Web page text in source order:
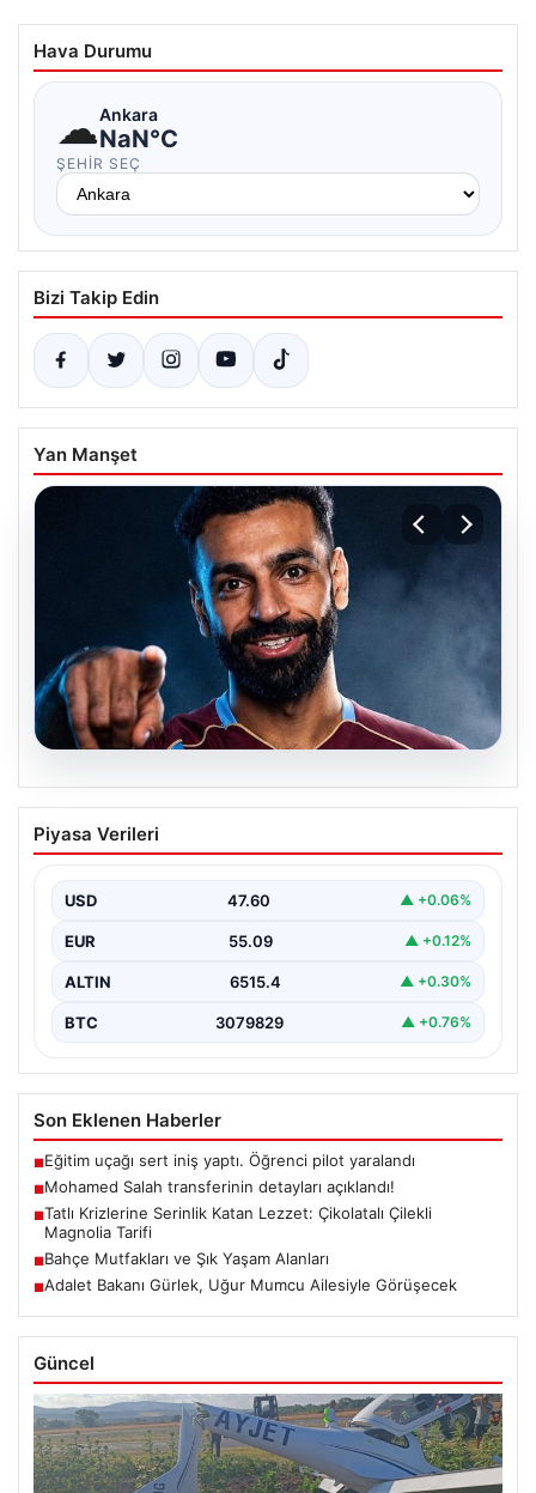
Hava Durumu
☁Ankara
NaN°C
ŞEHIR SEÇ
Bizi Takip Edin
Yan Manşet
Mohamed Salah transferinin detayları
açıklandı!
Piyasa Verileri
USD 47.60 ▲ +0.06%
EUR 55.09 ▲ +0.12%
ALTIN 6515.4 ▲ +0.30%
BTC 3079829 ▲ +0.76%
Son Eklenen Haberler
■Eğitim uçağı sert iniş yaptı. Öğrenci pilot yaralandı
■Mohamed Salah transferinin detayları açıklandı!
■Tatlı Krizlerine Serinlik Katan Lezzet: Çikolatalı Çilekli
Magnolia Tarifi
■Bahçe Mutfakları ve Şık Yaşam Alanları
■Adalet Bakanı Gürlek, Uğur Mumcu Ailesiyle Görüşecek
Güncel